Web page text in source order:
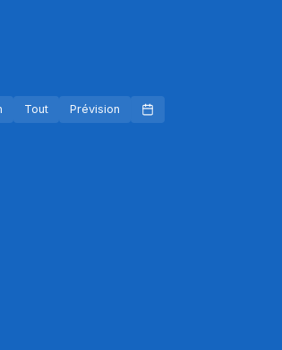
Tout Prévision